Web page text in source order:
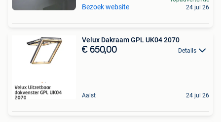
Bezoek website
24 jul 26
Velux Dakraam GPL UK04 2070
€ 650,00 Details
Aalst 24 jul 26